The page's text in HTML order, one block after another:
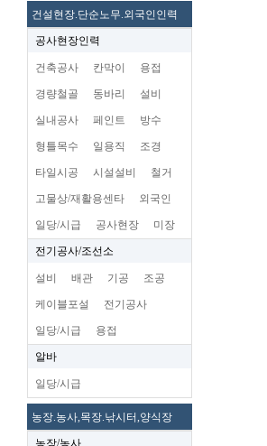
건설현장.단순노무.외국인인력
공사현장인력
건축공사 칸막이 용접
경량철골 동바리 설비
실내공사 페인트 방수
형틀목수 일용직 조경
타일시공 시설설비 철거
고물상/재활용센타 외국인
일당/시급 공사현장 미장
전기공사/조선소
설비 배관 기공 조공
케이블포설 전기공사
일당/시급 용접
알바
일당/시급
농장.농사,목장.낚시터,양식장
농장/농사